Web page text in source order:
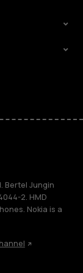
Bertel Jungin
2. HMD
Nokia is a